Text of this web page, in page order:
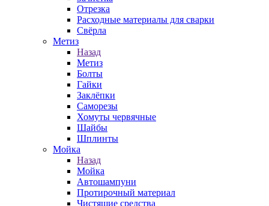
Отрезка
Расходные материалы для сварки
Свёрла
Метиз
Назад
Метиз
Болты
Гайки
Заклёпки
Саморезы
Хомуты червячные
Шайбы
Шплинты
Мойка
Назад
Мойка
Автошампуни
Протирочный материал
Чистящие средства